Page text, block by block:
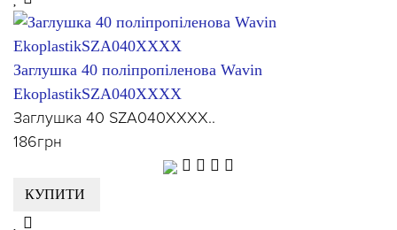
Заглушка 40 поліпропіленова Wavin
EkoplastikSZA040XXXX
Заглушка 40 SZA040XXXX..
186грн
КУПИТИ